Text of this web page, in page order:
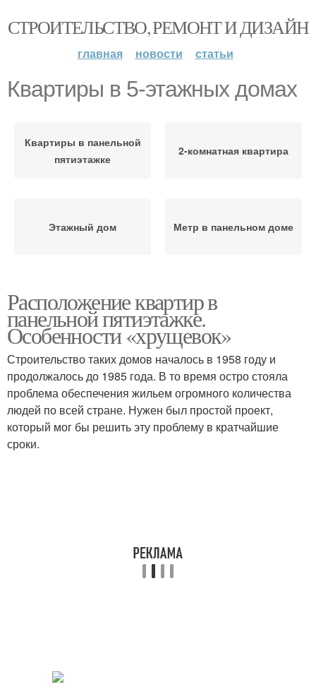
СТРОИТЕЛЬСТВО, РЕМОНТ И ДИЗАЙН
главная новости статьи
Квартиры в 5-этажных домах
Квартиры в панельной
пятиэтажке
2-комнатная квартира
Этажный дом Метр в панельном доме
Расположение квартир в
панельной пятиэтажке.
Особенности «хрущевок»
Строительство таких домов началось в 1958 году и
продолжалось до 1985 года. В то время остро стояла
проблема обеспечения жильем огромного количества
людей по всей стране. Нужен был простой проект,
который мог бы решить эту проблему в кратчайшие
сроки.